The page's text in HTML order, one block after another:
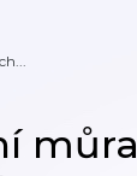
můra